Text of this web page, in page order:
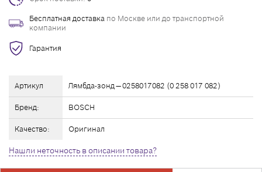
Артикул Лямбда-зонд — 0258017082 (0 258 017 082)
Бренд: BOSCH
Качество: Оригинал
Нашли неточность в описании товара?
Бесплатная доставка по Москве или до транспортной
компании
Гарантия